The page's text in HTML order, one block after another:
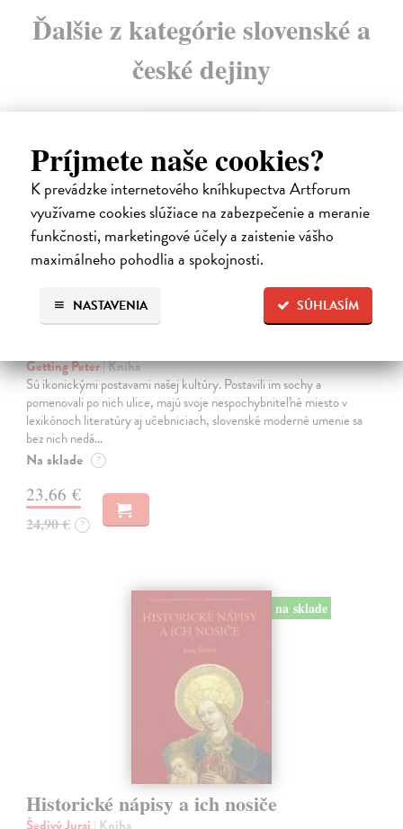
Príjmete naše cookies?
K prevádzke internetového kníhkupectva Artforum
využívame cookies slúžiace na zabezpečenie a meranie
funkčnosti, marketingové účely a zaistenie vášho
maximálneho pohodlia a spokojnosti.
SÚHLASÍM
NASTAVENIA
Ďalšie z kategórie slovenské a
české dejiny
Getting Peter| Kniha
Sú ikonickými postavami našej kultúry. Postavili im sochy a
pomenovali po nich ulice, majú svoje nespochybniteľné miesto v
lexikónoch literatúry aj učebniciach, slovenské moderné umenie sa
bez nich nedá…
Na sklade ?
23,66 €
24,90 € ?
na sklade
Historické nápisy a ich nosiče